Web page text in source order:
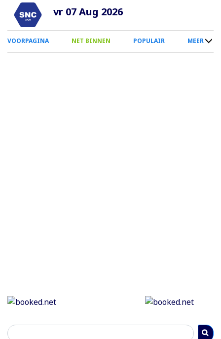
Overslaan
naar
inhoud
vr 07 Aug 2026
0
Smartphone
VOORPAGINA NET BINNEN POPULAIR MEER